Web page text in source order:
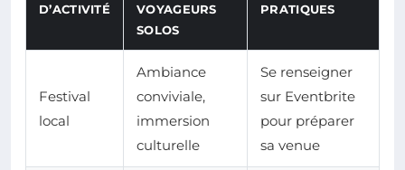
D’ACTIVITÉ
VOYAGEURS
SOLOS
PRATIQUES
Festival
local
Ambiance
conviviale,
immersion
culturelle
Se renseigner
sur Eventbrite
pour préparer
sa venue